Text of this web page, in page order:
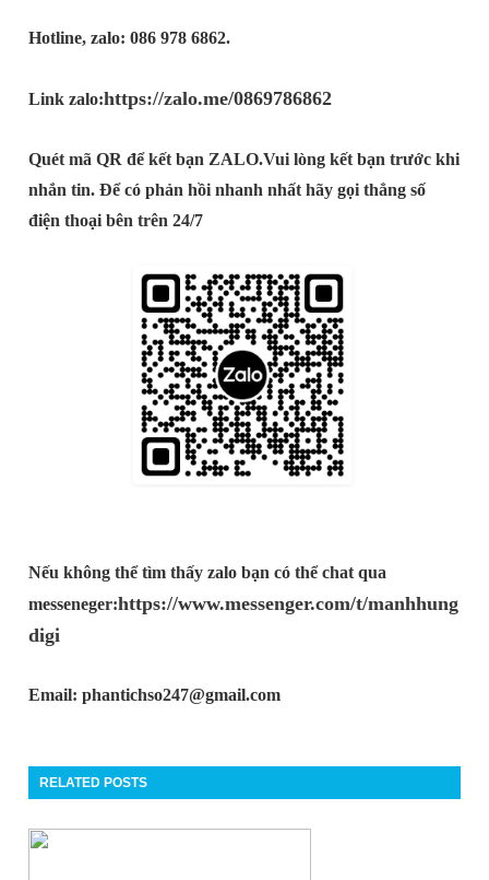
Hotline, zalo: 086 978 6862.
Link zalo:https://zalo.me/0869786862
Quét mã QR để kết bạn ZALO.Vui lòng kết bạn trước khi
nhắn tin. Để có phản hồi nhanh nhất hãy gọi thẳng số
điện thoại bên trên 24/7
Nếu không thể tìm thấy zalo bạn có thể chat qua
messeneger:https://www.messenger.com/t/manhhung
digi
Email: phantichso247@gmail.com
RELATED POSTS